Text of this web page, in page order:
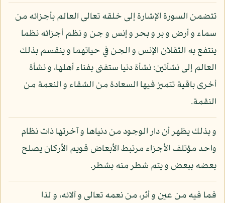
تتضمن السورة الإشارة إلى خلقه تعالى العالم بأجزائه من
سماء و أرض و بر و بحر و إنس و جن و نظم أجزائه نظما
ينتفع به الثقلان الإنس و الجن في حياتهما و ينقسم بذلك
العالم إلى نشأتين: نشأة دنيا ستفنى بفناء أهلها، و نشأة
أخرى باقية تتميز فيها السعادة من الشقاء و النعمة من
النقمة.
و بذلك يظهر أن دار الوجود من دنياها و آخرتها ذات نظام
واحد مؤتلف الأجزاء مرتبط الأبعاض قويم الأركان يصلح
بعضه ببعض و يتم شطر منه بشطر.
فما فيه من عين و أثر، من نعمه تعالى و آلائه، و لذا